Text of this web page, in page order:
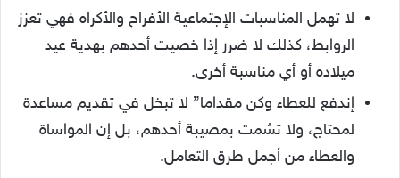
لا تهمل المناسبات الإجتماعية الأفراح والأكراه فهي تعزز
الروابط، كذلك لا ضرر إذا خصيت أحدهم بهدية عيد
ميلاده أو أي مناسبة أخرى.
إندفع للعطاء وكن مقداما” لا تبخل في تقديم مساعدة
لمحتاج، ولا تشمت بمصيبة أحدهم، بل إن المواساة
والعطاء من أجمل طرق التعامل.